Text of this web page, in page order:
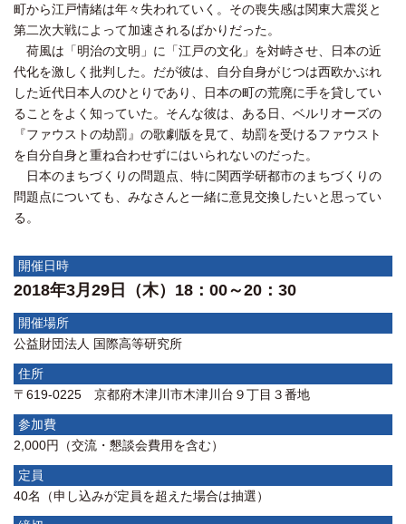
町から江戸情緒は年々失われていく。その喪失感は関東大震災と
第二次大戦によって加速されるばかりだった。
荷風は「明治の文明」に「江戸の文化」を対峙させ、日本の近
代化を激しく批判した。だが彼は、自分自身がじつは西欧かぶれ
した近代日本人のひとりであり、日本の町の荒廃に手を貸してい
ることをよく知っていた。そんな彼は、ある日、ベルリオーズの
『ファウストの劫罰』の歌劇版を見て、劫罰を受けるファウスト
を自分自身と重ね合わせずにはいられないのだった。
日本のまちづくりの問題点、特に関西学研都市のまちづくりの
問題点についても、みなさんと一緒に意見交換したいと思ってい
る。
開催日時
2018年3月29日（木）18：00～20：30
開催場所
公益財団法人 国際高等研究所
住所
〒619-0225 京都府木津川市木津川台９丁目３番地
参加費
2,000円（交流・懇談会費用を含む）
定員
40名（申し込みが定員を超えた場合は抽選）